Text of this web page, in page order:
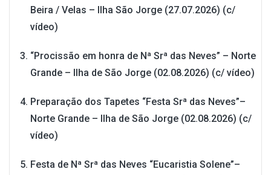
Beira / Velas – Ilha São Jorge (27.07.2026) (c/
vídeo)
“Procissão em honra de Nª Srª das Neves” – Norte
Grande – Ilha de São Jorge (02.08.2026) (c/ vídeo)
Preparação dos Tapetes “Festa Srª das Neves”–
Norte Grande – Ilha de São Jorge (02.08.2026) (c/
vídeo)
Festa de Nª Srª das Neves “Eucaristia Solene”–